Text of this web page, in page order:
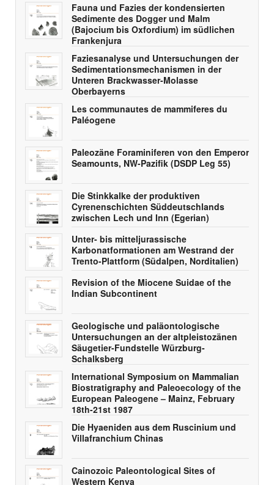
Fauna und Fazies der kondensierten
Sedimente des Dogger und Malm
(Bajocium bis Oxfordium) im südlichen
Frankenjura
Faziesanalyse und Untersuchungen der
Sedimentationsmechanismen in der
Unteren Brackwasser-Molasse
Oberbayerns
Les communautes de mammiferes du
Paléogene
Paleozäne Foraminiferen von den Emperor
Seamounts, NW-Pazifik (DSDP Leg 55)
Die Stinkkalke der produktiven
Cyrenenschichten Süddeutschlands
zwischen Lech und Inn (Egerian)
Unter- bis mitteljurassische
Karbonatformationen am Westrand der
Trento-Plattform (Südalpen, Norditalien)
Revision of the Miocene Suidae of the
Indian Subcontinent
Geologische und paläontologische
Untersuchungen an der altpleistozänen
Säugetier-Fundstelle Würzburg-
Schalksberg
International Symposium on Mammalian
Biostratigraphy and Paleoecology of the
European Paleogene – Mainz, February
18th-21st 1987
Die Hyaeniden aus dem Ruscinium und
Villafranchium Chinas
Cainozoic Paleontological Sites of
Western Kenya